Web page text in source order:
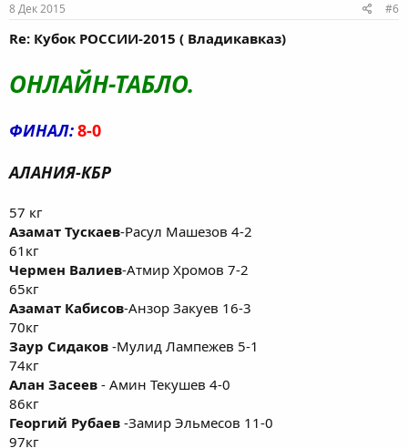
8 Дек 2015 #6
Re: Кубок РОССИИ-2015 ( Владикавказ)
ОНЛАЙН-ТАБЛО.
ФИНАЛ:8-0
АЛАНИЯ-КБР
57 кг
Азамат Тускаев-Расул Машезов 4-2
61кг
Чермен Валиев-Атмир Хромов 7-2
65кг
Азамат Кабисов-Анзор Закуев 16-3
70кг
Заур Сидаков -Мулид Лампежев 5-1
74кг
Алан Засеев - Амин Текушев 4-0
86кг
Георгий Рубаев -Замир Эльмесов 11-0
97кг